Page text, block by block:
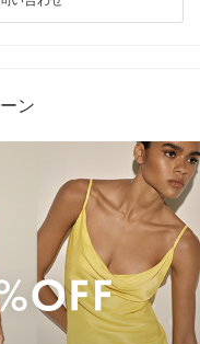
ン